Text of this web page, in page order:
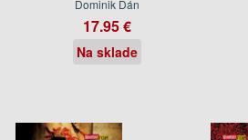
Dominik Dán
17.95 €
Na sklade